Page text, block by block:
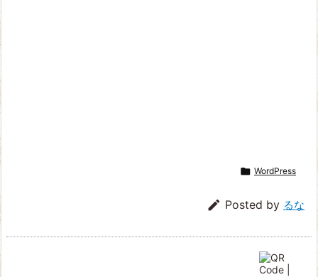
 WordPress
 Posted by るな